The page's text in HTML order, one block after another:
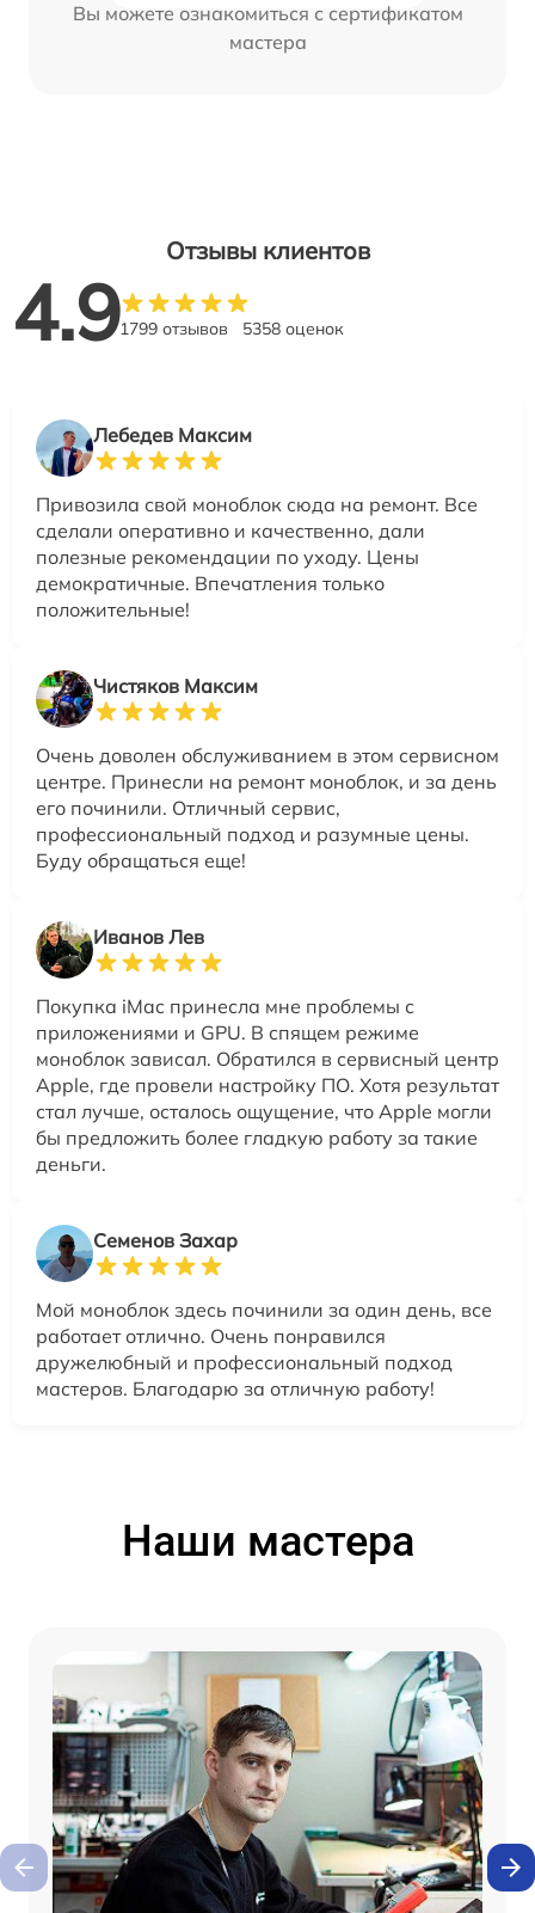
Вы можете ознакомиться с сертификатом
мастера
Отзывы клиентов
4.91799 отзывов 5358 оценок
Лебедев Максим
Привозила свой моноблок сюда на ремонт. Все
сделали оперативно и качественно, дали
полезные рекомендации по уходу. Цены
демократичные. Впечатления только
положительные!
Чистяков Максим
Очень доволен обслуживанием в этом сервисном
центре. Принесли на ремонт моноблок, и за день
его починили. Отличный сервис,
профессиональный подход и разумные цены.
Буду обращаться еще!
Иванов Лев
Покупка iMac принесла мне проблемы с
приложениями и GPU. В спящем режиме
моноблок зависал. Обратился в сервисный центр
Apple, где провели настройку ПО. Хотя результат
стал лучше, осталось ощущение, что Apple могли
бы предложить более гладкую работу за такие
деньги.
Семенов Захар
Мой моноблок здесь починили за один день, все
работает отлично. Очень понравился
дружелюбный и профессиональный подход
мастеров. Благодарю за отличную работу!
Наши мастера